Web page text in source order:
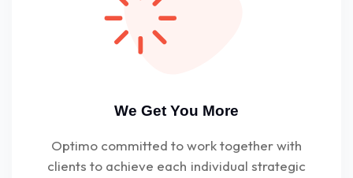
We Get You More
Optimo committed to work together with
clients to achieve each individual strategic